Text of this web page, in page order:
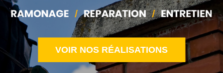
VOIR NOS RÉALISATIONS